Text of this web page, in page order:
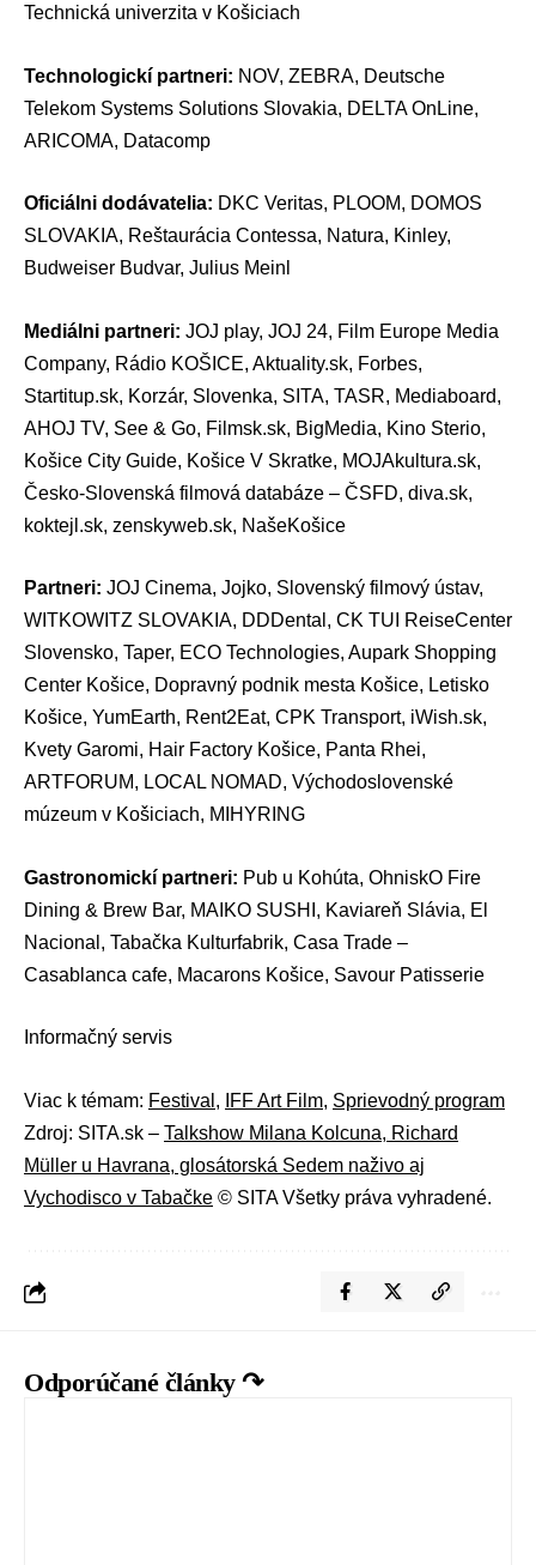
Technická univerzita v Košiciach
Technologickí partneri: NOV, ZEBRA, Deutsche
Telekom Systems Solutions Slovakia, DELTA OnLine,
ARICOMA, Datacomp
Oficiálni dodávatelia: DKC Veritas, PLOOM, DOMOS
SLOVAKIA, Reštaurácia Contessa, Natura, Kinley,
Budweiser Budvar, Julius Meinl
Mediálni partneri: JOJ play, JOJ 24, Film Europe Media
Company, Rádio KOŠICE, Aktuality.sk, Forbes,
Startitup.sk, Korzár, Slovenka, SITA, TASR, Mediaboard,
AHOJ TV, See & Go, Filmsk.sk, BigMedia, Kino Sterio,
Košice City Guide, Košice V Skratke, MOJAkultura.sk,
Česko-Slovenská filmová databáze – ČSFD, diva.sk,
koktejl.sk, zenskyweb.sk, NašeKošice
Partneri: JOJ Cinema, Jojko, Slovenský filmový ústav,
WITKOWITZ SLOVAKIA, DDDental, CK TUI ReiseCenter
Slovensko, Taper, ECO Technologies, Aupark Shopping
Center Košice, Dopravný podnik mesta Košice, Letisko
Košice, YumEarth, Rent2Eat, CPK Transport, iWish.sk,
Kvety Garomi, Hair Factory Košice, Panta Rhei,
ARTFORUM, LOCAL NOMAD, Východoslovenské
múzeum v Košiciach, MIHYRING
Gastronomickí partneri: Pub u Kohúta, OhniskO Fire
Dining & Brew Bar, MAIKO SUSHI, Kaviareň Slávia, El
Nacional, Tabačka Kulturfabrik, Casa Trade –
Casablanca cafe, Macarons Košice, Savour Patisserie
Informačný servis
Viac k témam: Festival , IFF Art Film, Sprievodný program
Zdroj: SITA.sk – Talkshow Milana Kolcuna, Richard
Müller u Havrana, glosátorská Sedem naživo aj
Vychodisco v Tabačke © SITA Všetky práva vyhradené.
Odporúčané články ↷